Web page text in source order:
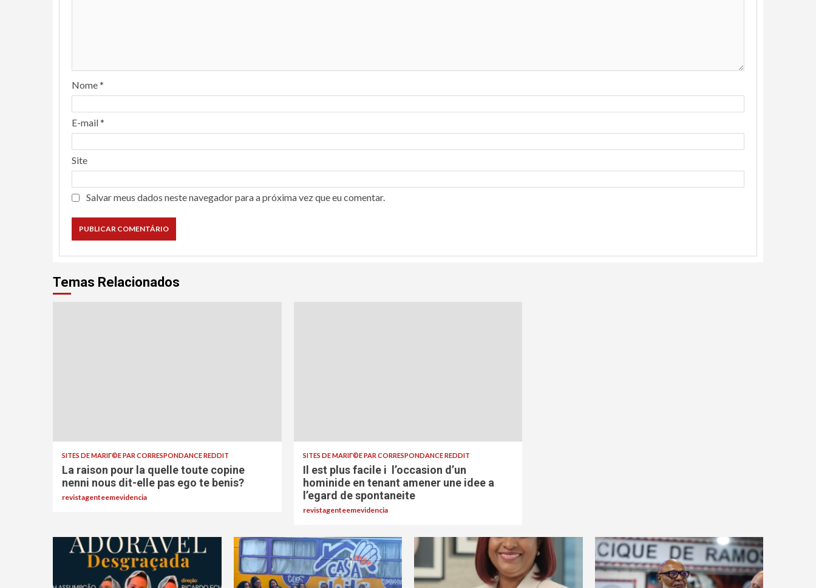
Nome*
E-mail*
Site
Salvar meus dados neste navegador para a próxima vez que eu comentar.
Temas Relacionados
SITES DE MARIГ©E PAR CORRESPONDANCE REDDIT
La raison pour la quelle toute copine
nenni nous dit-elle pas ego te benis?
revistagenteemevidencia
SITES DE MARIГ©E PAR CORRESPONDANCE REDDIT
Il est plus facile i l’occasion d’un
hominide en tenant amener une idee a
l’egard de spontaneite
revistagenteemevidencia